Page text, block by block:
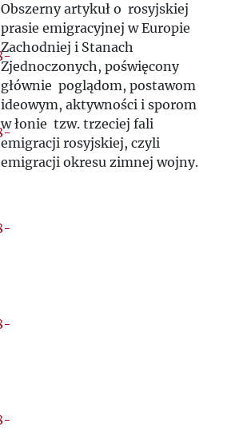
2021
2022
2023
2024
Obszerny artykuł o rosyjskiej
prasie emigracyjnej w Europie
Zachodniej i Stanach
Zjednoczonych, poświęcony
głównie poglądom, postawom
ideowym, aktywności i sporom
w łonie tzw. trzeciej fali
emigracji rosyjskiej, czyli
emigracji okresu zimnej wojny.